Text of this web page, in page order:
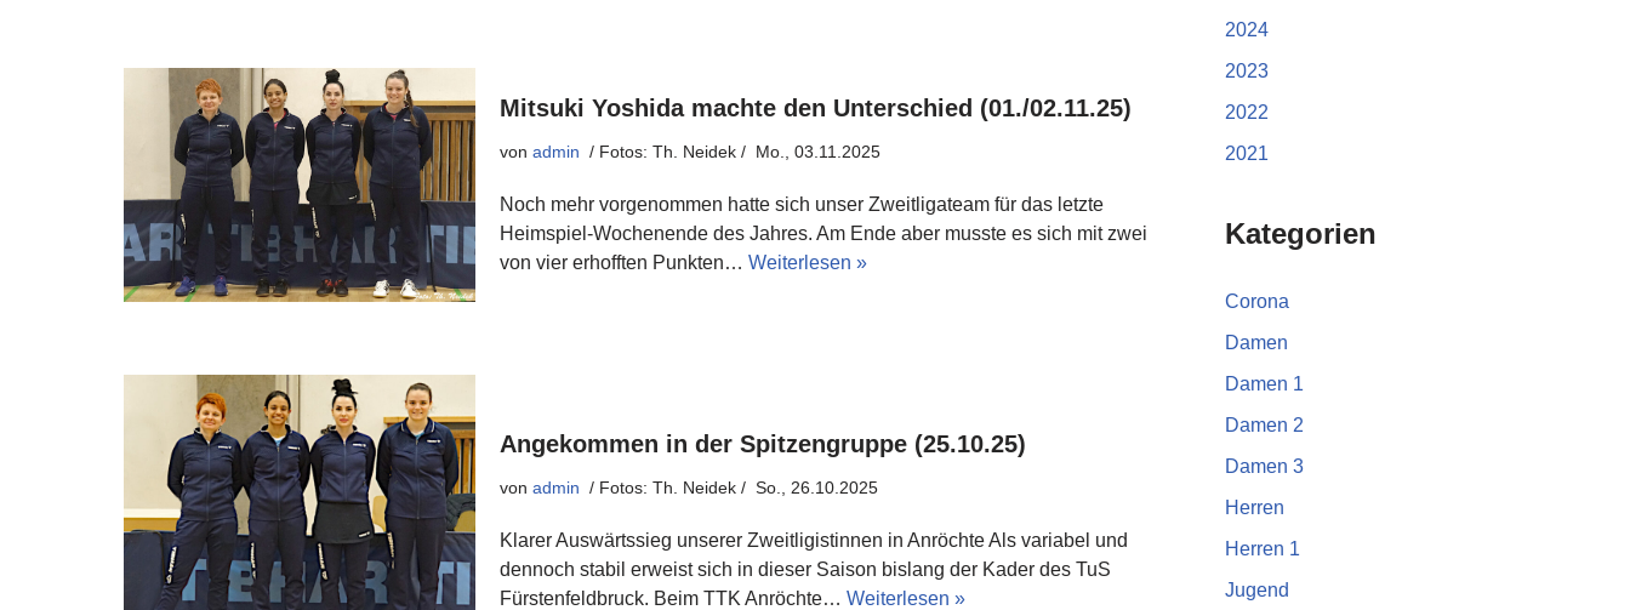
Mitsuki Yoshida machte den Unterschied (01./02.11.25)
von admin Mo., 03.11.2025
Noch mehr vorgenommen hatte sich unser Zweitligateam für das letzte
Heimspiel-Wochenende des Jahres. Am Ende aber musste es sich mit zwei
von vier erhofften Punkten… Weiterlesen »
Angekommen in der Spitzengruppe (25.10.25)
von admin So., 26.10.2025
Klarer Auswärtssieg unserer Zweitligistinnen in Anröchte Als variabel und
dennoch stabil erweist sich in dieser Saison bislang der Kader des TuS
Fürstenfeldbruck. Beim TTK Anröchte… Weiterlesen »
2024
2023
2022
2021
Kategorien
Corona
Damen
Damen 1
Damen 2
Damen 3
Herren
Herren 1
Jugend